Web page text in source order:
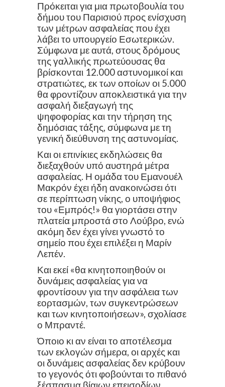
Πρόκειται για μια πρωτοβουλία του
δήμου του Παρισιού προς ενίσχυση
των μέτρων ασφαλείας που έχει
λάβει το υπουργείο Εσωτερικών.
Σύμφωνα με αυτά, στους δρόμους
της γαλλικής πρωτεύουσας θα
βρίσκονται 12.000 αστυνομικοί και
στρατιώτες, εκ των οποίων οι 5.000
θα φροντίζουν αποκλειστικά για την
ασφαλή διεξαγωγή της
ψηφοφορίας και την τήρηση της
δημόσιας τάξης, σύμφωνα με τη
γενική διεύθυνση της αστυνομίας.
Και οι επινίκιες εκδηλώσεις θα
διεξαχθούν υπό αυστηρά μέτρα
ασφαλείας. Η ομάδα του Εμανουέλ
Μακρόν έχει ήδη ανακοινώσει ότι
σε περίπτωση νίκης, ο υποψήφιος
του «Εμπρός!» θα γιορτάσει στην
πλατεία μπροστά στο Λούβρο, ενώ
ακόμη δεν έχει γίνει γνωστό το
σημείο που έχει επιλέξει η Μαρίν
Λεπέν.
Και εκεί «θα κινητοποιηθούν οι
δυνάμεις ασφαλείας για να
φροντίσουν για την ασφάλεια των
εορτασμών, των συγκεντρώσεων
και των κινητοποιήσεων», σχολίασε
ο Μπραντέ.
Όποιο κι αν είναι το αποτέλεσμα
των εκλογών σήμερα, οι αρχές και
οι δυνάμεις ασφαλείας δεν κρύβουν
το γεγονός ότι φοβούνται το πιθανό